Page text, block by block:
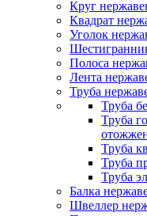
Круг
Квадрат
Уголок
Полоса
Лента
Труба
Труба
Труба
Труба
Труба
Труба
Балка
Швеллер